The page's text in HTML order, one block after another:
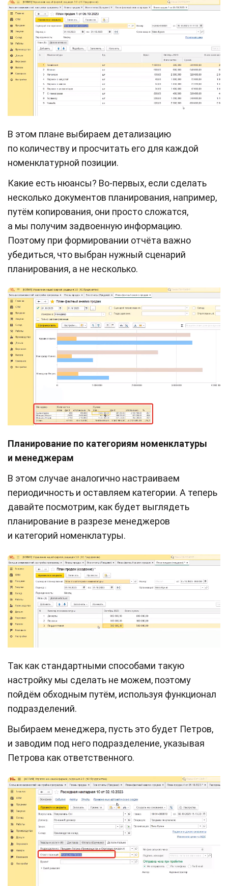
В этом плане выбираем детализацию
по количеству и просчитать его для каждой
номенклатурной позиции.
Какие есть нюансы? Во-первых, если сделать
несколько документов планирования, например,
путём копирования, они просто сложатся,
а мы получим задвоенную информацию.
Поэтому при формировании отчёта важно
убедиться, что выбран нужный сценарий
планирования, а не несколько.
Планирование по категориям номенклатуры
и менеджерам
В этом случае аналогично настраиваем
периодичность и оставляем категории. А теперь
давайте посмотрим, как будет выглядеть
планирование в разрезе менеджеров
и категорий номенклатуры.
Так как стандартными способами такую
настройку мы сделать не можем, поэтому
пойдём обходным путём, используя функционал
подразделений.
Выбираем менеджера, пусть это будет Петров,
и заводим под него подразделение, указывая
Петрова как ответственного.